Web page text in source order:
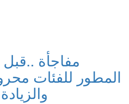
مفاجأة
المطور للفئات